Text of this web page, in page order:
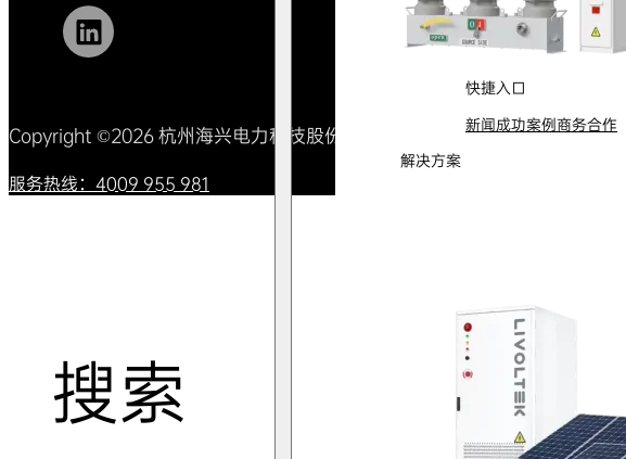
快捷入口
新闻成功案例商务合作
解决方案
Copyright ©2026 杭州海兴电力科技股份有限公司 All Rights Reserved浙
服务热线：4009 955 981
搜索